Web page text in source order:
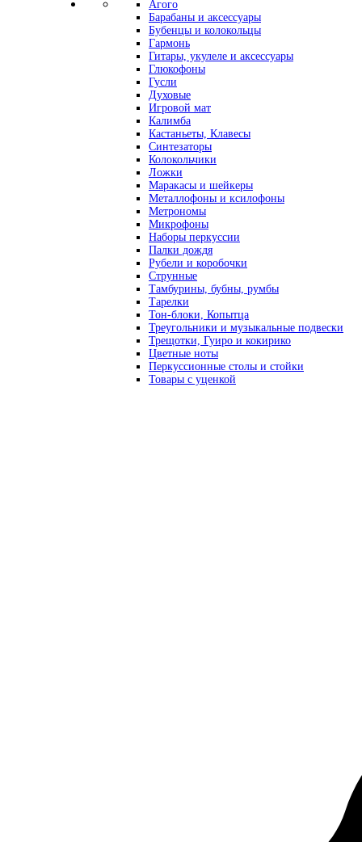
Агого
Барабаны и аксессуары
Бубенцы и колокольцы
Гармонь
Гитары, укулеле и аксессуары
Глюкофоны
Гусли
Духовые
Игровой мат
Калимба
Кастаньеты, Клавесы
Синтезаторы
Колокольчики
Ложки
Маракасы и шейкеры
Металлофоны и ксилофоны
Метрономы
Микрофоны
Наборы перкуссии
Палки дождя
Рубели и коробочки
Струнные
Тамбурины, бубны, румбы
Тарелки
Тон-блоки, Копытца
Треугольники и музыкальные подвески
Трещотки, Гуиро и кокирико
Цветные ноты
Перкуссионные столы и стойки
Товары с уценкой